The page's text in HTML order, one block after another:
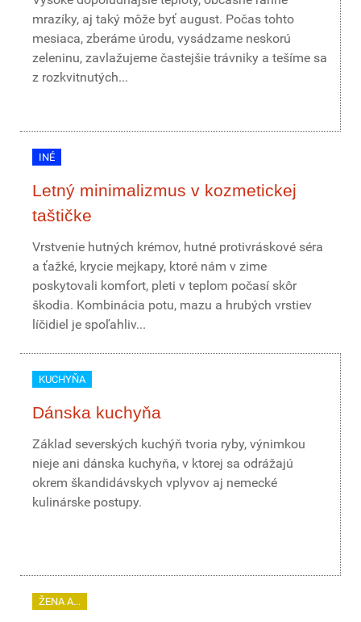
mrazíky, aj taký môže byť august. Počas tohto
mesiaca, zberáme úrodu, vysádzame neskorú
zeleninu, zavlažujeme častejšie trávniky a tešíme sa
z rozkvitnutých...
INÉ
Letný minimalizmus v kozmetickej
taštičke
Vrstvenie hutných krémov, hutné protivráskové séra
a ťažké, krycie mejkapy, ktoré nám v zime
poskytovali komfort, pleti v teplom počasí skôr
škodia. Kombinácia potu, mazu a hrubých vrstiev
líčidiel je spoľahliv...
KUCHYŇA
Dánska kuchyňa
Základ severských kuchýň tvoria ryby, výnimkou
nieje ani dánska kuchyňa, v ktorej sa odrážajú
okrem škandidávskych vplyvov aj nemecké
kulinárske postupy.
ŽENA A...